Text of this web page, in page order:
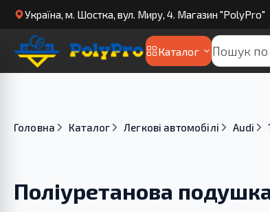
Українa, м. Шостка, вул. Миру, 4. Магазин "PolyPro"
Каталог
Головна Каталог Легкові автомобілі Audi
Поліуретанова